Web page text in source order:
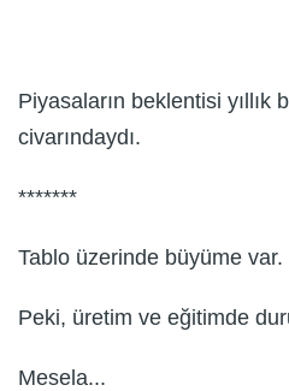
Piyasaların beklentisi yıllık
civarındaydı.
*******
Tablo üzerinde büyüme var.
Peki, üretim ve eğitimde
Mesela...